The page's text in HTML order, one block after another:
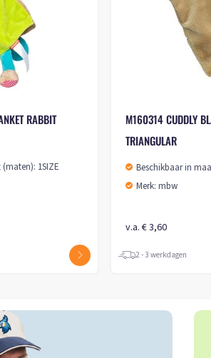
M160360 CUDDLY BLANKET RABBIT
Beschikbaar in maat (maten): 1SIZE
2 - 3 werkdagen